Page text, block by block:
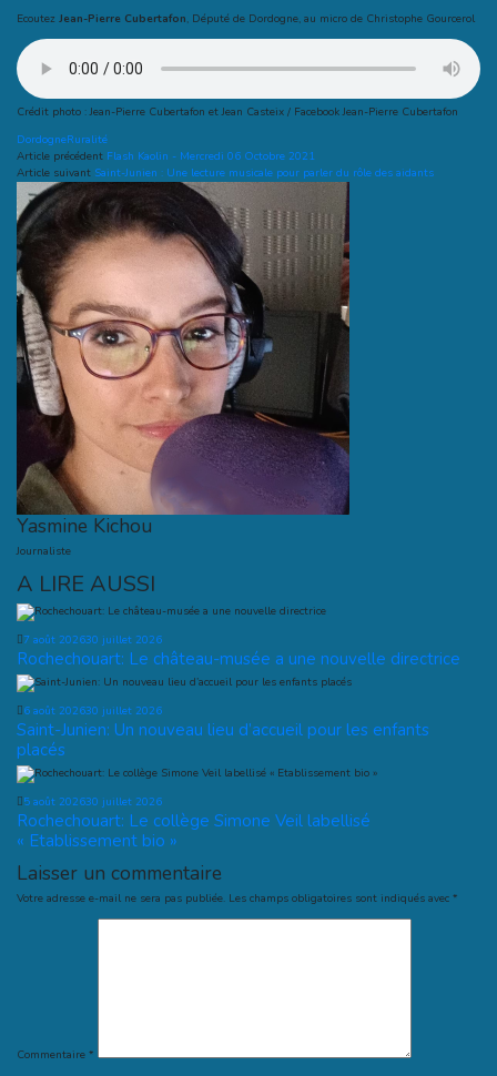
Ecoutez Jean-Pierre Cubertafon, Député de Dordogne, au micro de Christophe Gourcerol
Crédit photo : Jean-Pierre Cubertafon et Jean Casteix / Facebook Jean-Pierre Cubertafon
DordogneRuralité
Article précédent Flash Kaolin - Mercredi 06 Octobre 2021
Article suivant Saint-Junien : Une lecture musicale pour parler du rôle des aidants
Yasmine Kichou
Journaliste
A LIRE AUSSI
7 août 202630 juillet 2026
Rochechouart: Le château-musée a une nouvelle directrice
6 août 202630 juillet 2026
Saint-Junien: Un nouveau lieu d’accueil pour les enfants
placés
5 août 202630 juillet 2026
Rochechouart: Le collège Simone Veil labellisé
« Etablissement bio »
Laisser un commentaire
Votre adresse e-mail ne sera pas publiée. Les champs obligatoires sont indiqués avec *
Commentaire *